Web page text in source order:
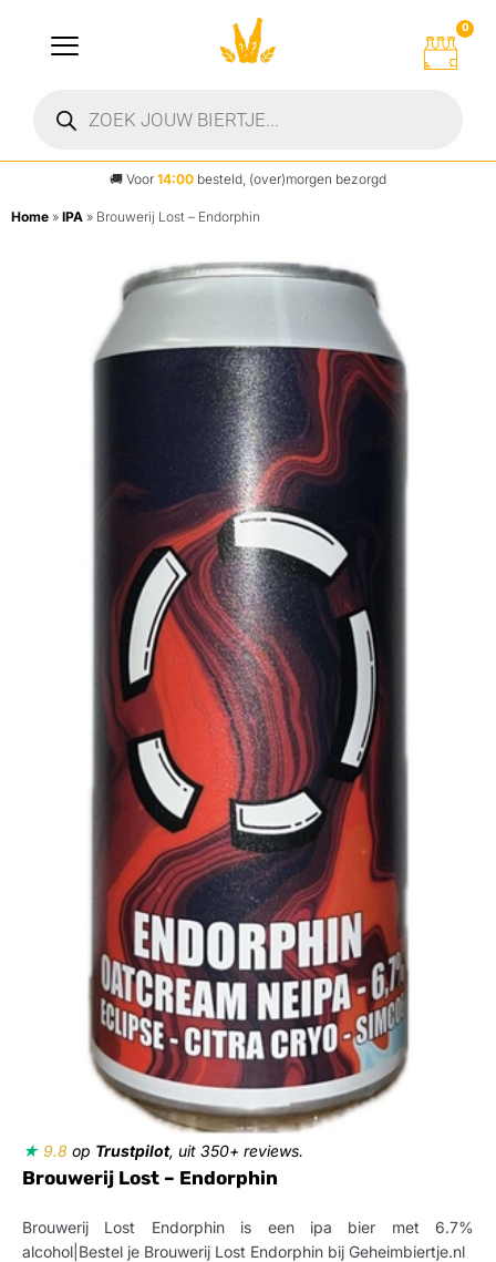
0
🚚 Voor 14:00 besteld, (over)morgen bezorgd
Home » IPA » Brouwerij Lost – Endorphin
★ 9.8 op Trustpilot, uit 350+ reviews.
Brouwerij Lost – Endorphin
Brouwerij Lost Endorphin is een ipa bier met 6.7%
alcohol|Bestel je Brouwerij Lost Endorphin bij Geheimbiertje.nl